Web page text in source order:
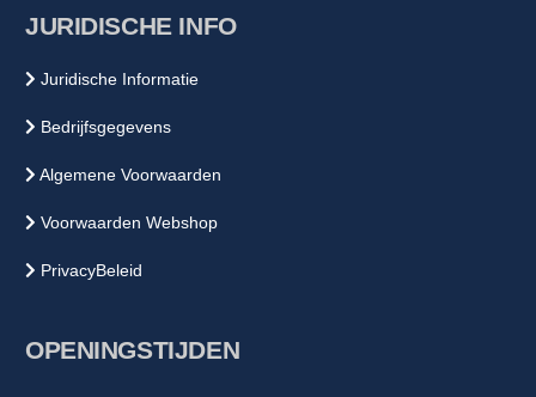
JURIDISCHE INFO
Juridische Informatie
Bedrijfsgegevens
Algemene Voorwaarden
Voorwaarden Webshop
PrivacyBeleid
OPENINGSTIJDEN